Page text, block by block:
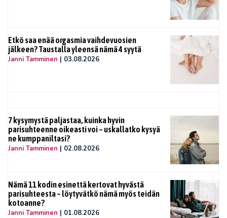
Etkö saa enää orgasmia vaihdevuosien
jälkeen? Taustalla yleensä nämä 4 syytä
Janni Tamminen | 03.08.2026
7 kysymystä paljastaa, kuinka hyvin
parisuhteenne oikeasti voi – uskallatko kysyä
ne kumppaniltasi?
Janni Tamminen | 02.08.2026
Nämä 11 kodin esinettä kertovat hyvästä
parisuhteesta – löytyvätkö nämä myös teidän
kotoanne?
Janni Tamminen | 01.08.2026